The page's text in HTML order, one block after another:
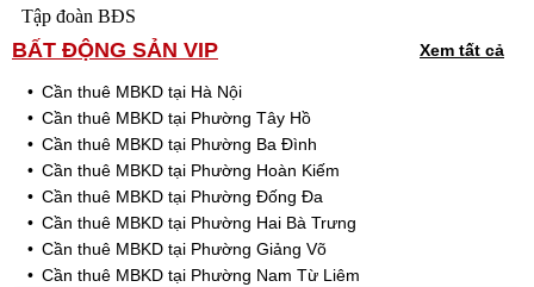
Tập đoàn BĐS
BẤT ĐỘNG SẢN VIP Xem tất cả
Cần thuê MBKD tại Hà Nội
Cần thuê MBKD tại Phường Tây Hồ
Cần thuê MBKD tại Phường Ba Đình
Cần thuê MBKD tại Phường Hoàn Kiếm
Cần thuê MBKD tại Phường Đống Đa
Cần thuê MBKD tại Phường Hai Bà Trưng
Cần thuê MBKD tại Phường Giảng Võ
Cần thuê MBKD tại Phường Nam Từ Liêm